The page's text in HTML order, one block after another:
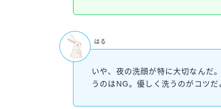
いや、夜の洗顔が特に大切なんだ
うのはNG。優しく洗うのがコツだ
はる